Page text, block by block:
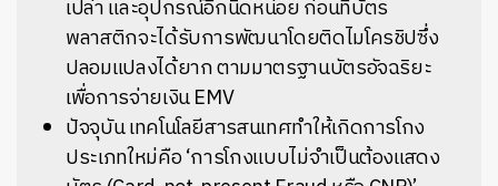
เปล่า และอุปกรณ์อีกนิดหน่อย ก่อนที่บัตร
พลาสติกจะได้รับการพัฒนาโดยติดไมโครชิปซึ่ง
ปลอมแปลงได้ยาก ตามมาตรฐานบัตรอัจฉริยะ
เพื่อการจ่ายเงิน EMV
ปัจจุบัน เทคโนโลยีสารสนเทศทำให้เกิดการโกง
ประเภทใหม่คือ ‘การโกงแบบไม่จำเป็นต้องแสดง